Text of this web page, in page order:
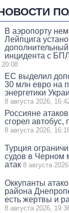
В аэропорту
Лейпцига
инцидента с
20:08
ЕС выделил
30 млн евро на
энергетики
8 августа 2026,
Россияне
сгорел автобус,
8 августа 2026,
Турция
судов в Черном
атак 8 августа
Оккупанты
района
есть жертвы и
8 августа 2026,